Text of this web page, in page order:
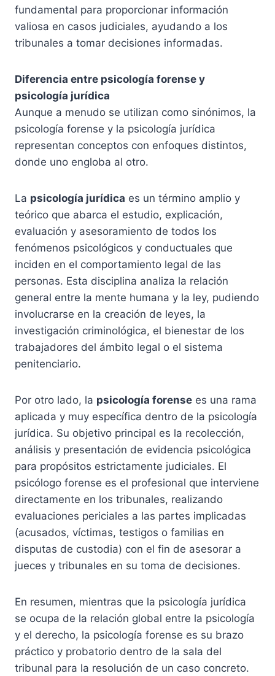
fundamental para proporcionar información
valiosa en casos judiciales, ayudando a los
tribunales a tomar decisiones informadas.
Diferencia entre psicología forense y
psicología jurídica
Aunque a menudo se utilizan como sinónimos, la
psicología forense y la psicología jurídica
representan conceptos con enfoques distintos,
donde uno engloba al otro.
La psicología jurídica es un término amplio y
teórico que abarca el estudio, explicación,
evaluación y asesoramiento de todos los
fenómenos psicológicos y conductuales que
inciden en el comportamiento legal de las
personas. Esta disciplina analiza la relación
general entre la mente humana y la ley, pudiendo
involucrarse en la creación de leyes, la
investigación criminológica, el bienestar de los
trabajadores del ámbito legal o el sistema
penitenciario.
Por otro lado, la psicología forense es una rama
aplicada y muy específica dentro de la psicología
jurídica. Su objetivo principal es la recolección,
análisis y presentación de evidencia psicológica
para propósitos estrictamente judiciales. El
psicólogo forense es el profesional que interviene
directamente en los tribunales, realizando
evaluaciones periciales a las partes implicadas
(acusados, víctimas, testigos o familias en
disputas de custodia) con el fin de asesorar a
jueces y tribunales en su toma de decisiones.
En resumen, mientras que la psicología jurídica
se ocupa de la relación global entre la psicología
y el derecho, la psicología forense es su brazo
práctico y probatorio dentro de la sala del
tribunal para la resolución de un caso concreto.